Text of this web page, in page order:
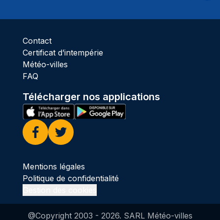
Contact
Certificat d’intempérie
Météo-villes
FAQ
Télécharger nos applications
Facebook
Twitter
Mentions légales
Politique de confidentialité
@Copyright 2003 - 2026. SARL Météo-villes